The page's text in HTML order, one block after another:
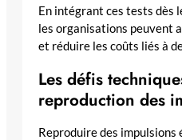
En intégrant ces tests dès
les organisations peuvent
et réduire les coûts liés à
Les défis
reproduction des
Reproduire des